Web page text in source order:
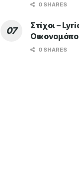
0 SHARES
Στίχοι –
0 SHARES